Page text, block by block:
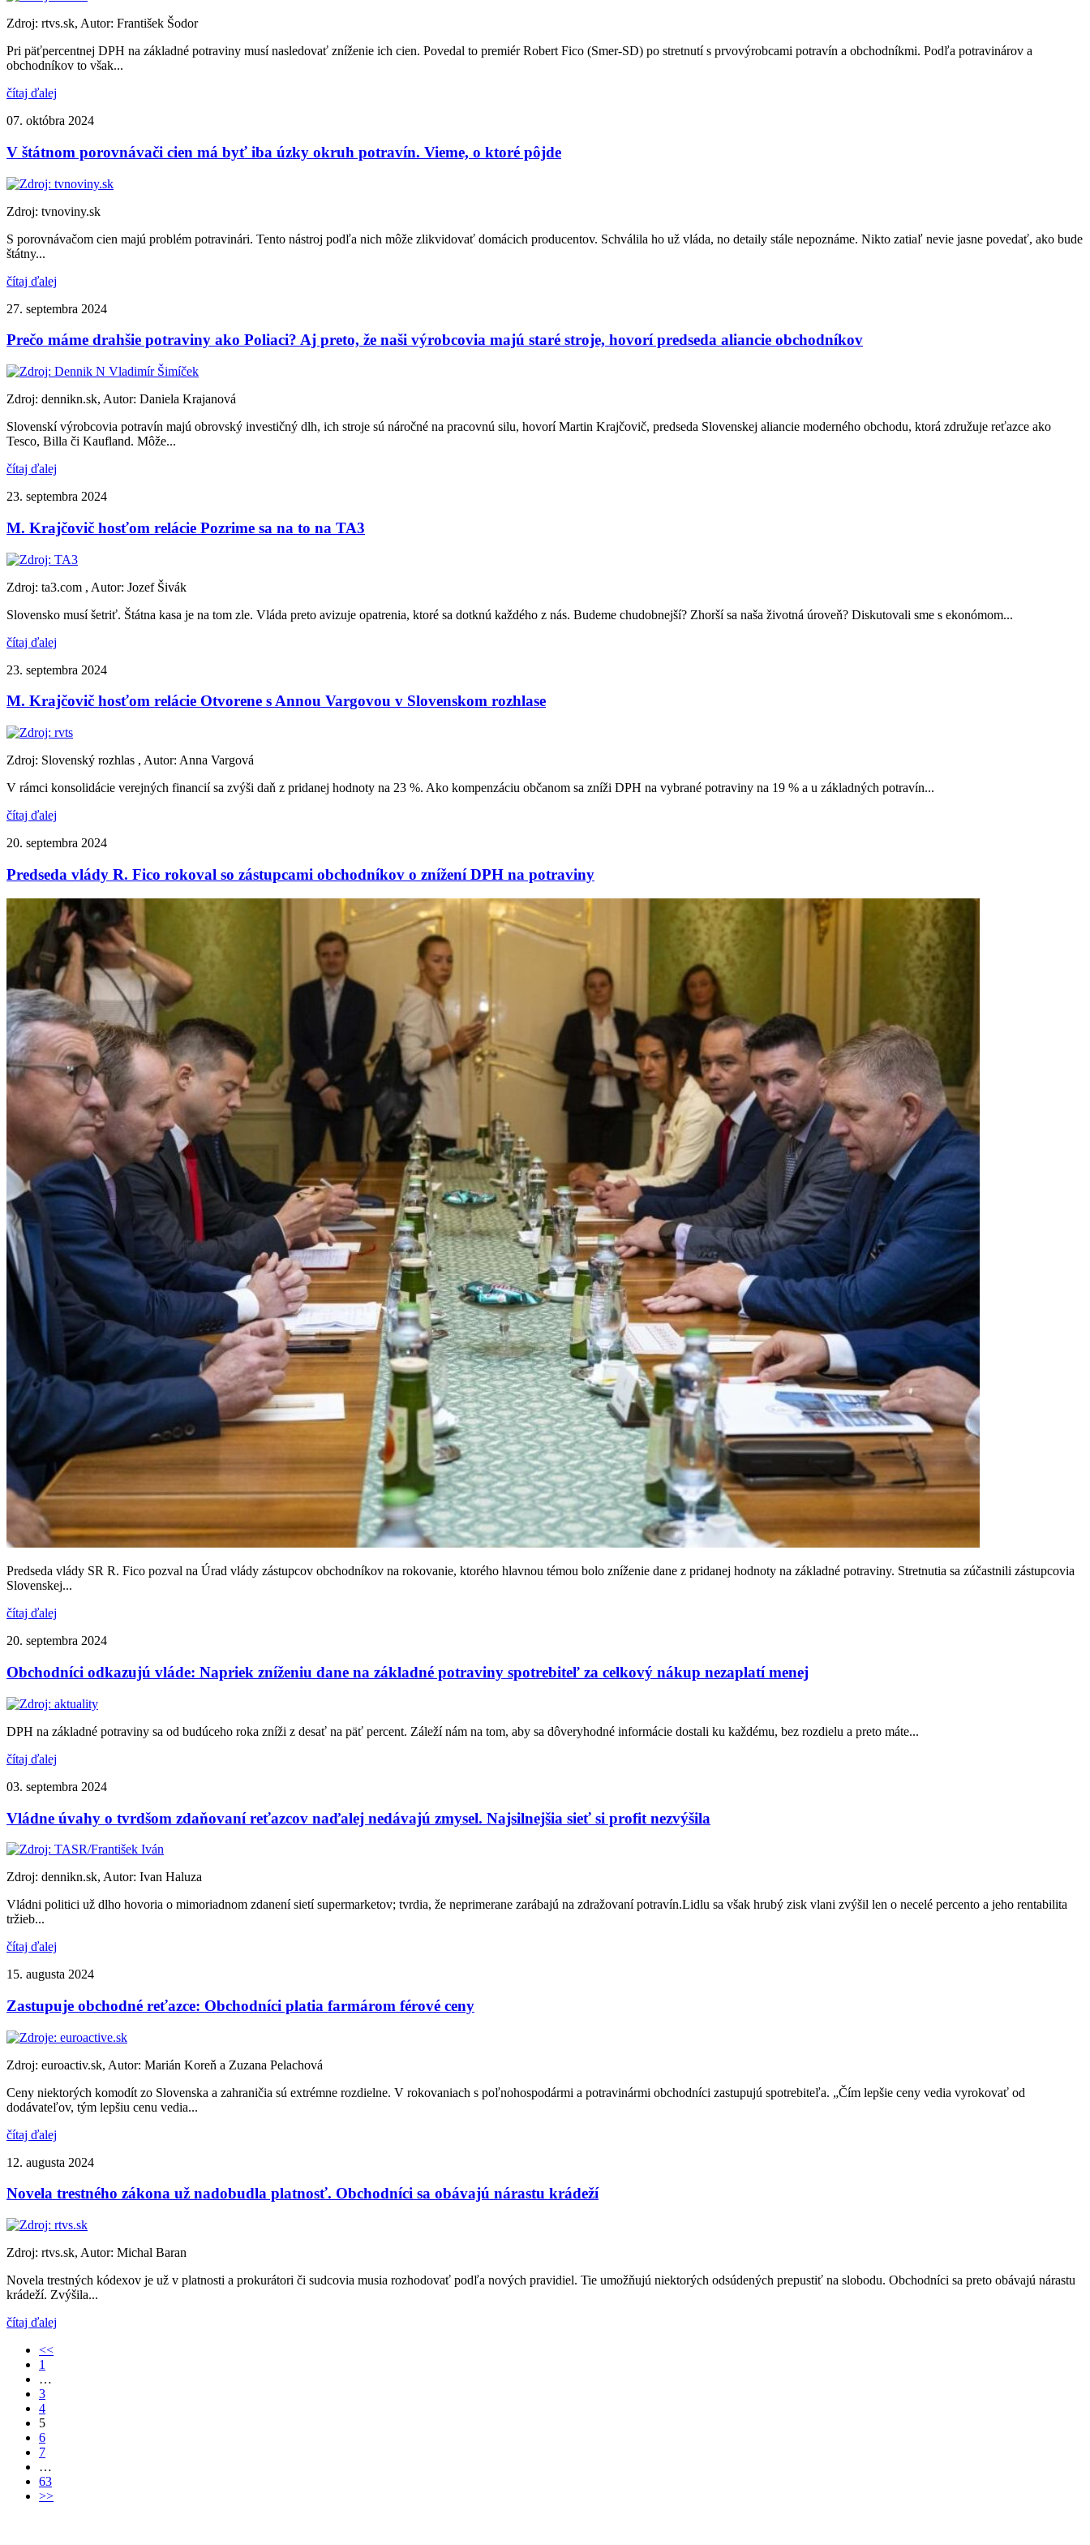
Zdroj: rtvs.sk, Autor: František Šodor
Pri päťpercentnej DPH na základné potraviny musí nasledovať zníženie ich cien. Povedal to premiér Robert Fico (Smer-SD) po stretnutí s prvovýrobcami potravín a obchodníkmi. Podľa potravinárov a
obchodníkov to však...
čítaj ďalej
07. októbra 2024
V štátnom porovnávači cien má byť iba úzky okruh potravín. Vieme, o ktoré pôjde
Zdroj: tvnoviny.sk
S porovnávačom cien majú problém potravinári. Tento nástroj podľa nich môže zlikvidovať domácich producentov. Schválila ho už vláda, no detaily stále nepoznáme. Nikto zatiaľ nevie jasne povedať, ako bude
štátny...
čítaj ďalej
27. septembra 2024
Prečo máme drahšie potraviny ako Poliaci? Aj preto, že naši výrobcovia majú staré stroje, hovorí predseda aliancie obchodníkov
Zdroj: dennikn.sk, Autor: Daniela Krajanová
Slovenskí výrobcovia potravín majú obrovský investičný dlh, ich stroje sú náročné na pracovnú silu, hovorí Martin Krajčovič, predseda Slovenskej aliancie moderného obchodu, ktorá združuje reťazce ako
Tesco, Billa či Kaufland. Môže...
čítaj ďalej
23. septembra 2024
M. Krajčovič hosťom relácie Pozrime sa na to na TA3
Zdroj: ta3.com , Autor: Jozef Šivák
Slovensko musí šetriť. Štátna kasa je na tom zle. Vláda preto avizuje opatrenia, ktoré sa dotknú každého z nás. Budeme chudobnejší? Zhorší sa naša životná úroveň? Diskutovali sme s ekonómom...
čítaj ďalej
23. septembra 2024
M. Krajčovič hosťom relácie Otvorene s Annou Vargovou v Slovenskom rozhlase
Zdroj: Slovenský rozhlas , Autor: Anna Vargová
V rámci konsolidácie verejných financií sa zvýši daň z pridanej hodnoty na 23 %. Ako kompenzáciu občanom sa zníži DPH na vybrané potraviny na 19 % a u základných potravín...
čítaj ďalej
20. septembra 2024
Predseda vlády R. Fico rokoval so zástupcami obchodníkov o znížení DPH na potraviny
Predseda vlády SR R. Fico pozval na Úrad vlády zástupcov obchodníkov na rokovanie, ktorého hlavnou témou bolo zníženie dane z pridanej hodnoty na základné potraviny. Stretnutia sa zúčastnili zástupcovia
Slovenskej...
čítaj ďalej
20. septembra 2024
Obchodníci odkazujú vláde: Napriek zníženiu dane na základné potraviny spotrebiteľ za celkový nákup nezaplatí menej
DPH na základné potraviny sa od budúceho roka zníži z desať na päť percent. Záleží nám na tom, aby sa dôveryhodné informácie dostali ku každému, bez rozdielu a preto máte...
čítaj ďalej
03. septembra 2024
Vládne úvahy o tvrdšom zdaňovaní reťazcov naďalej nedávajú zmysel. Najsilnejšia sieť si profit nezvýšila
Zdroj: dennikn.sk, Autor: Ivan Haluza
Vládni politici už dlho hovoria o mimoriadnom zdanení sietí supermarketov; tvrdia, že neprimerane zarábajú na zdražovaní potravín.Lidlu sa však hrubý zisk vlani zvýšil len o necelé percento a jeho rentabilita
tržieb...
čítaj ďalej
15. augusta 2024
Zastupuje obchodné reťazce: Obchodníci platia farmárom férové ceny
Zdroj: euroactiv.sk, Autor: Marián Koreň a Zuzana Pelachová
Ceny niektorých komodít zo Slovenska a zahraničia sú extrémne rozdielne. V rokovaniach s poľnohospodármi a potravinármi obchodníci zastupujú spotrebiteľa. „Čím lepšie ceny vedia vyrokovať od
dodávateľov, tým lepšiu cenu vedia...
čítaj ďalej
12. augusta 2024
Novela trestného zákona už nadobudla platnosť. Obchodníci sa obávajú nárastu krádeží
Zdroj: rtvs.sk, Autor: Michal Baran
Novela trestných kódexov je už v platnosti a prokurátori či sudcovia musia rozhodovať podľa nových pravidiel. Tie umožňujú niektorých odsúdených prepustiť na slobodu. Obchodníci sa preto obávajú nárastu
krádeží. Zvýšila...
čítaj ďalej
<<
1
…
3
4
5
6
7
…
63
>>